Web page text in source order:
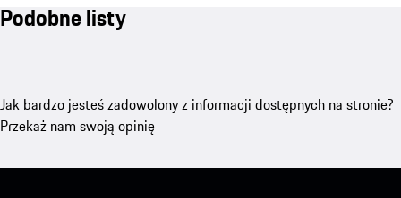
Podobne listy
Jak bardzo jesteś zadowolony z informacji dostępnych na stronie?
Przekaż nam swoją opinię